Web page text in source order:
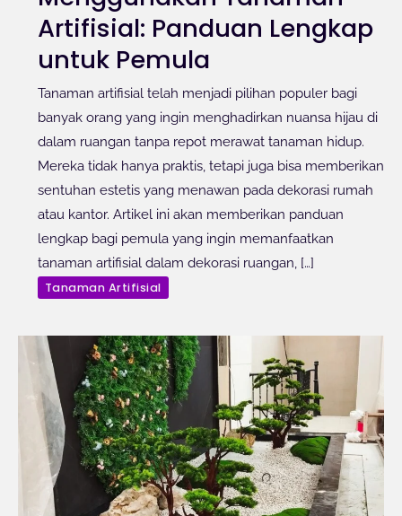
Artifisial: Panduan Lengkap
untuk Pemula
Tanaman artifisial telah menjadi pilihan populer bagi
banyak orang yang ingin menghadirkan nuansa hijau di
dalam ruangan tanpa repot merawat tanaman hidup.
Mereka tidak hanya praktis, tetapi juga bisa memberikan
sentuhan estetis yang menawan pada dekorasi rumah
atau kantor. Artikel ini akan memberikan panduan
lengkap bagi pemula yang ingin memanfaatkan
tanaman artifisial dalam dekorasi ruangan, […]
Tanaman Artifisial